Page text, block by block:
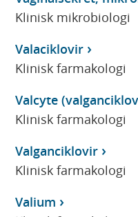
Klinisk mikrobiologi
Valaciklovir
Klinisk farmakologi
Valcyte
Klinisk farmakologi
Valganciklovir
Klinisk farmakologi
Valium